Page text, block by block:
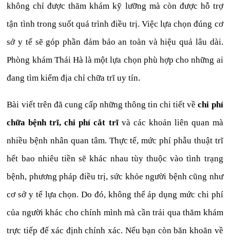
không chỉ được thăm khám kỹ lưỡng mà còn được hỗ trợ
tận tình trong suốt quá trình điều trị. Việc lựa chọn đúng cơ
sở y tế sẽ góp phần đảm bảo an toàn và hiệu quả lâu dài.
Phòng khám Thái Hà là một lựa chọn phù hợp cho những ai
đang tìm kiếm địa chỉ chữa trĩ uy tín.
Bài viết trên đã cung cấp những thông tin chi tiết vềchi phí
chữa bệnh trĩ, chi phí cắt trĩvà các khoản liên quan mà
nhiều bệnh nhân quan tâm. Thực tế, mức phí phẫu thuật trĩ
hết bao nhiêu tiền sẽ khác nhau tùy thuộc vào tình trạng
bệnh, phương pháp điều trị, sức khỏe người bệnh cũng như
cơ sở y tế lựa chọn. Do đó, không thể áp dụng mức chi phí
của người khác cho chính mình mà cần trải qua thăm khám
trực tiếp để xác định chính xác. Nếu bạn còn băn khoăn về